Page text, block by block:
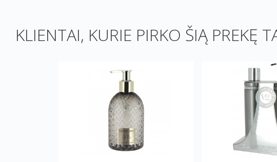
KLIENTAI, KURIE PIRKO ŠIĄ PREKĘ